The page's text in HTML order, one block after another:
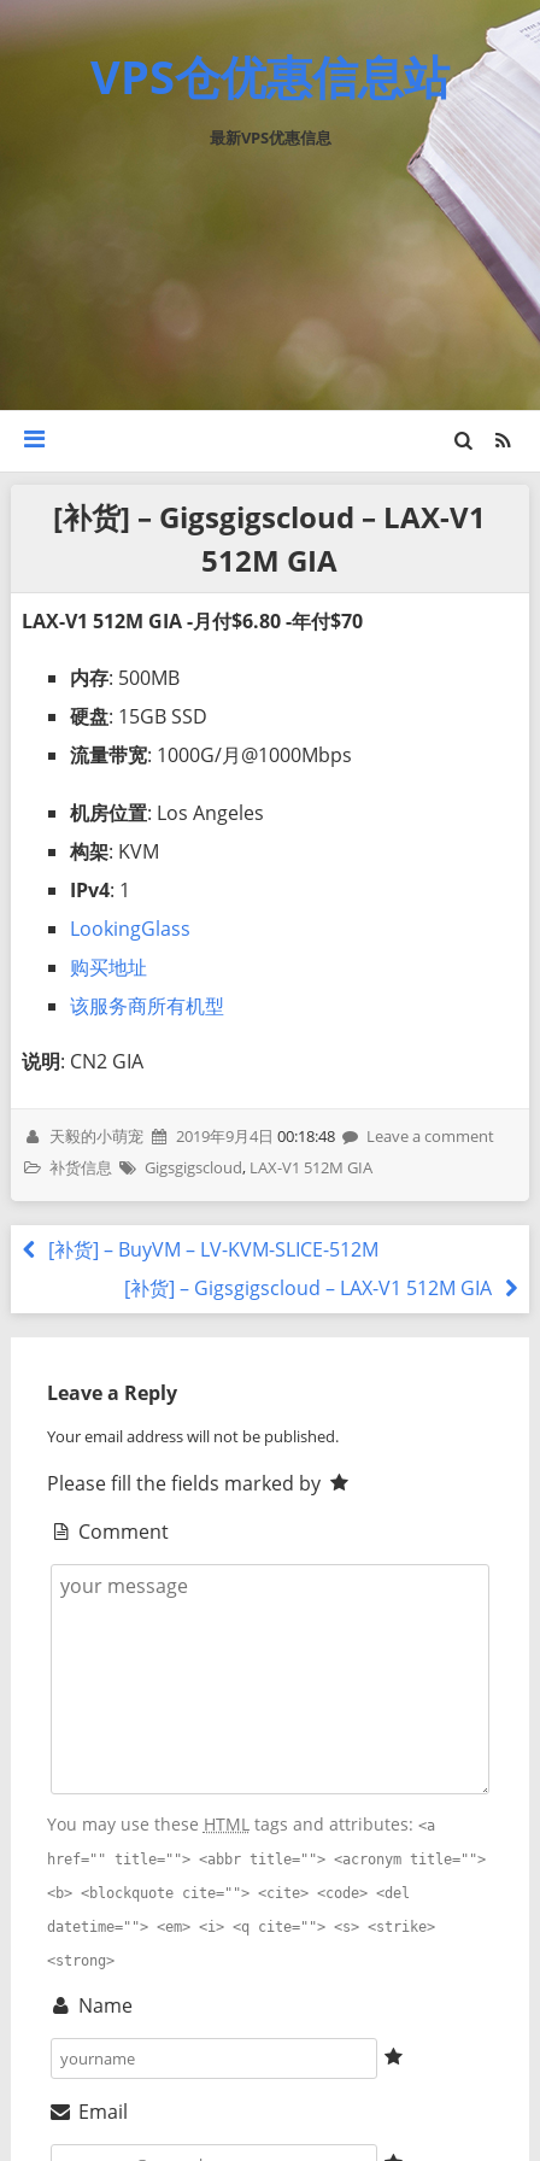
VPS仓优惠信息站
最新VPS优惠信息
[补货] – Gigsgigscloud – LAX-V1
512M GIA
LAX-V1 512M GIA -月付$6.80 -年付$70
内存: 500MB
硬盘: 15GB SSD
流量带宽: 1000G/月@1000Mbps
机房位置: Los Angeles
构架: KVM
IPv4: 1
LookingGlass
购买地址
该服务商所有机型
说明: CN2 GIA
天毅的小萌宠 2019年9月4日 00:18:48
Leave a comment
补货信息
Gigsgigscloud, LAX-V1 512M GIA
[补货] – BuyVM – LV-KVM-SLICE-512M
[补货] – Gigsgigscloud – LAX-V1 512M GIA
Leave a Reply
Your email address will not be published.
Please fill the fields marked by
Comment
You may use these HTMLtags and attributes: <a
href="" title=""> <abbr title=""> <acronym title="">
<b> <blockquote cite=""> <cite> <code> <del
datetime=""> <em> <i> <q cite=""> <s> <strike>
<strong>
Name
Email